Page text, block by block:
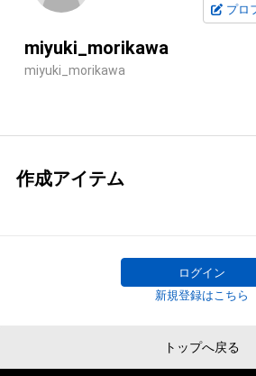
プロ
miyuki_morikawa
miyuki_morikawa
作成アイテム
ログイン
新規登録はこちら
トップへ戻る